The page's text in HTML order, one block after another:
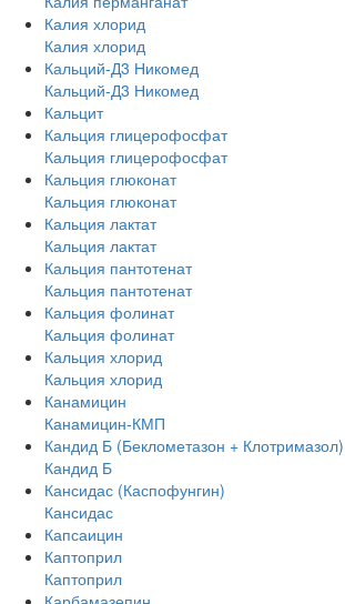
Калия хлорид
Калия хлорид
Кальций-Д3 Никомед
Кальций-Д3 Никомед
Кальцит
Кальция глицерофосфат
Кальция глицерофосфат
Кальция глюконат
Кальция глюконат
Кальция лактат
Кальция лактат
Кальция пантотенат
Кальция пантотенат
Кальция фолинат
Кальция фолинат
Кальция хлорид
Кальция хлорид
Канамицин
Канамицин-КМП
Кандид Б (Беклометазон + Клотримазол)
Кандид Б
Кансидас (Каспофунгин)
Кансидас
Капсаицин
Каптоприл
Каптоприл